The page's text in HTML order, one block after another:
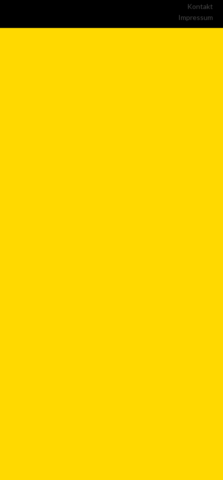
Kontakt
Impressum